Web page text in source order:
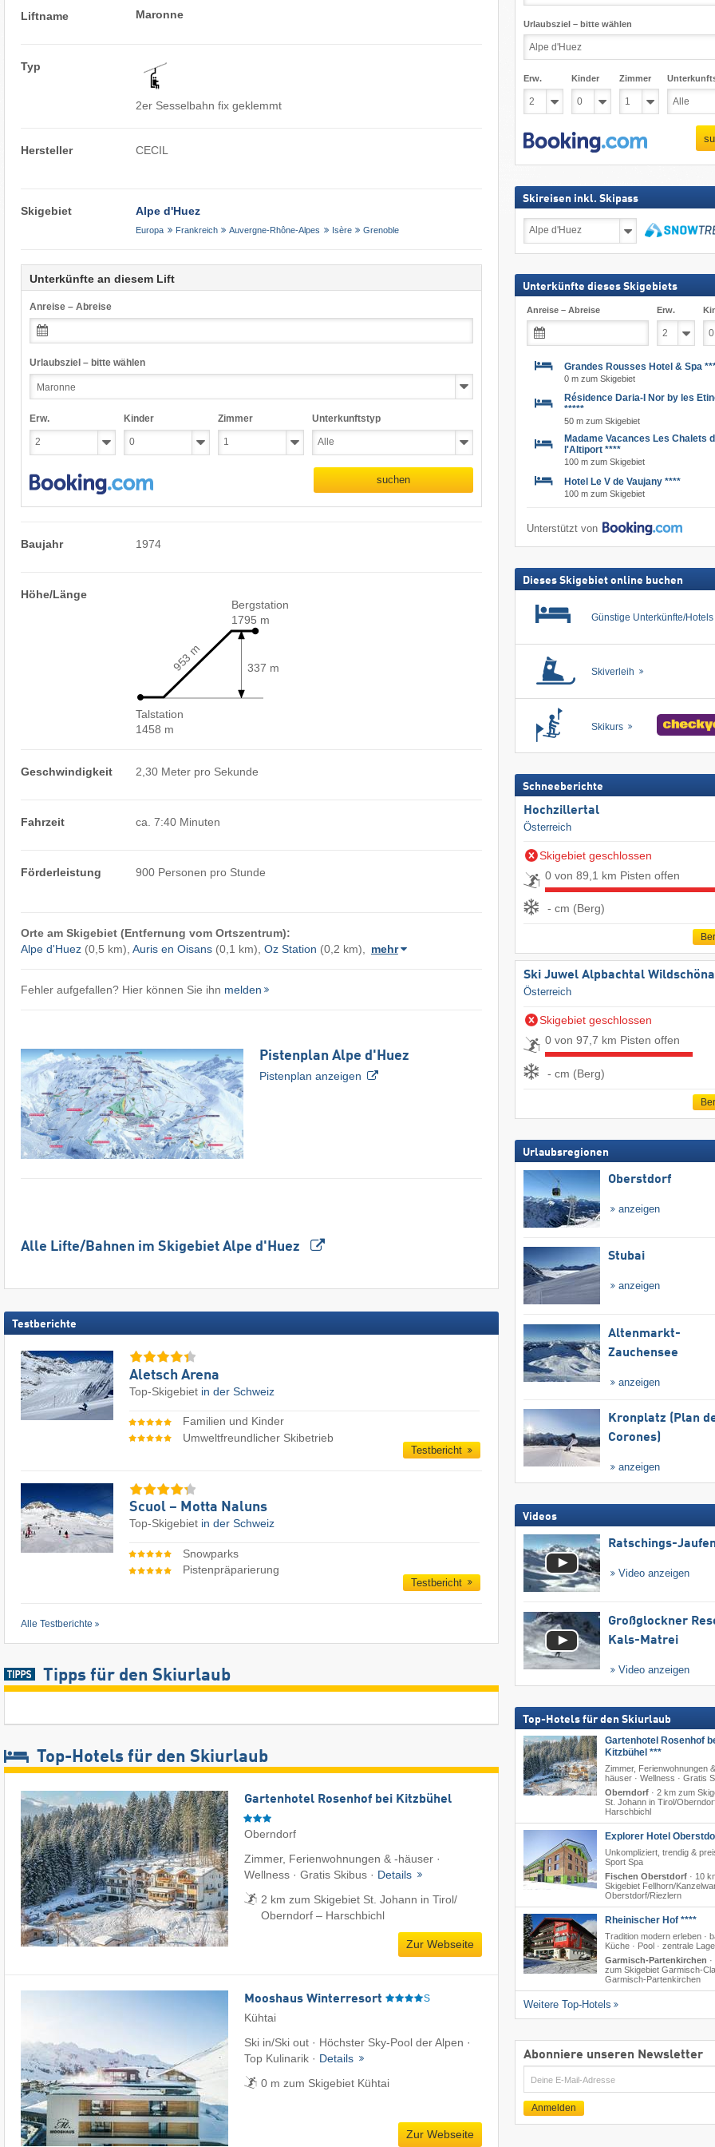
Liftname Maronne
Typ
2er Sesselbahn fix geklemmt
Hersteller CECIL
Skigebiet Alpe d'Huez
Europa Frankreich Auvergne-Rhône-Alpes Isère Grenoble
Unterkünfte an diesem Lift
Anreise – Abreise
Urlaubsziel – bitte wählen
Erw. Kinder Zimmer Unterkunftstyp
suchen
Baujahr 1974
Höhe/Länge
Talstation
1458 m
Bergstation
1795 m
337 m
953 m
Geschwindigkeit 2,30 Meter pro Sekunde
Fahrzeit ca. 7:40 Minuten
Förderleistung 900 Personen pro Stunde
Orte am Skigebiet (Entfernung vom Ortszentrum):
Alpe d'Huez(0,5 km), Auris en Oisans(0,1 km), Oz Station (0,2 km), mehr
Fehler aufgefallen? Hier können Sie ihn melden
Pistenplan Alpe d'Huez
Pistenplan anzeigen
Alle Lifte/Bahnen im Skigebiet Alpe d'Huez
Testberichte
Aletsch Arena
Top-Skigebiet in der Schweiz
Familien und Kinder
Umweltfreundlicher Skibetrieb
Testbericht
Scuol – Motta Naluns
Top-Skigebiet in der Schweiz
Snowparks
Pistenpräparierung
Testbericht
Alle Testberichte
Tipps für den Skiurlaub
Top-Hotels für den Skiurlaub
Gartenhotel Rosenhof bei Kitzbühel
Oberndorf
Zimmer, Ferienwohnungen & -häuser ·
Wellness · Gratis Skibus · Details
2 km zum Skigebiet St. Johann in Tirol/​
Oberndorf – Harschbichl
Zur Webseite
Mooshaus Winterresort S
Kühtai
Ski in/Ski out · Höchster Sky-Pool der Alpen ·
Top Kulinarik · Details
0 m zum Skigebiet Kühtai
Zur Webseite
Urlaubsziel – bitte wählen
Erw. Kinder Zimmer
Skireisen inkl. Skipass
inkl.
Unterkünfte dieses Skigebiets
Anreise – Abreise Erw.
Grandes Rousses Hotel & Spa
0 m zum Skigebiet
Résidence Daria-I Nor by les
*****
50 m zum Skigebiet
Madame Vacances Les Chalets
l'Altiport ****
100 m zum Skigebiet
Hotel Le V de Vaujany ****
100 m zum Skigebiet
Unterstützt von
Dieses Skigebiet online buchen
Günstige Unterkünfte/Hotels
Skiverleih
Skikurs
Schneeberichte
Hochzillertal
Österreich
Skigebiet geschlossen
0 von 89,1 km Pisten offen
- cm (Berg)
Ski Juwel Alpbachtal
Österreich
Skigebiet geschlossen
0 von 97,7 km Pisten offen
- cm (Berg)
Urlaubsregionen
Oberstdorf
anzeigen
Stubai
anzeigen
Altenmarkt-
Zauchensee
anzeigen
Kronplatz (Plan
Corones)
anzeigen
Videos
Ratschings-Jaufen
Video anzeigen
Großglockner
Kals-Matrei
Video anzeigen
Top-Hotels für den Skiurlaub
Gartenhotel Rosenhof
Kitzbühel ***
Zimmer, Ferienwohnungen
häuser · Wellness · Gratis
Oberndorf · 2 km zum
St. Johann in Tirol/​
Harschbichl
Explorer Hotel
Unkompliziert, trendig &
Sport Spa
Fischen Oberstdorf· 10
Skigebiet Fellhorn/​
Oberstdorf/​Riezlern
Rheinischer Hof ****
Tradition modern erleben ·
Küche · Pool · zentrale Lage
Garmisch-Partenkirchen ·
zum Skigebiet Garmisch-
Garmisch-Partenkirchen
Weitere Top-Hotels
Abonniere unseren Newsletter
E-
Mail
Anmelden